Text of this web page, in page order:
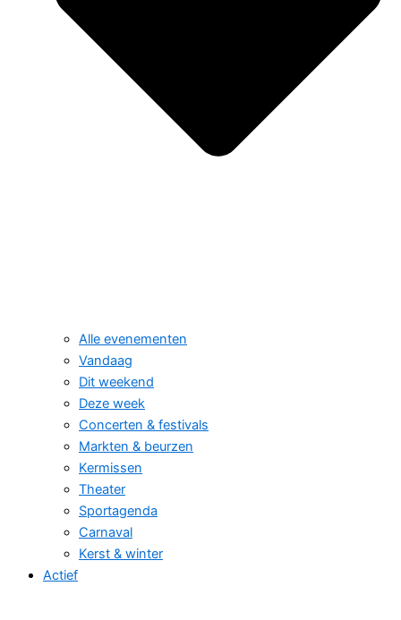
Alle evenementen
Vandaag
Dit weekend
Deze week
Concerten & festivals
Markten & beurzen
Kermissen
Theater
Sportagenda
Carnaval
Kerst & winter
Actief